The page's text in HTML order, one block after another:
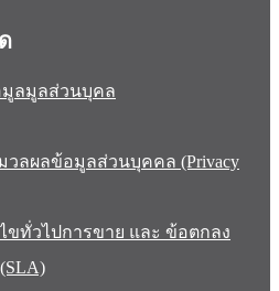
ลมูลส่วนบุคล
วลผลข้อมูลส่วนบุคคล (Privacy
ขทั่วไปการขาย และ ข้อตกลง